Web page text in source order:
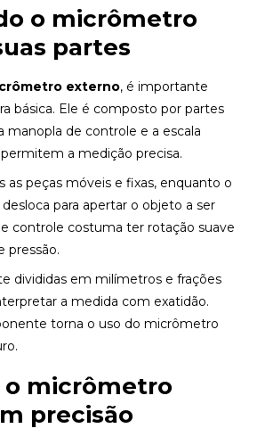
o micrômetro
partes
externo, é importante
básica. Ele é composto por partes
manopla de controle e a escala
a medição precisa.
as peças móveis e fixas, enquanto o
para apertar o objeto a ser
controle costuma ter rotação suave
pressão.
divididas em milímetros e frações
a medida com exatidão.
torna o uso do micrômetro
o micrômetro
precisão